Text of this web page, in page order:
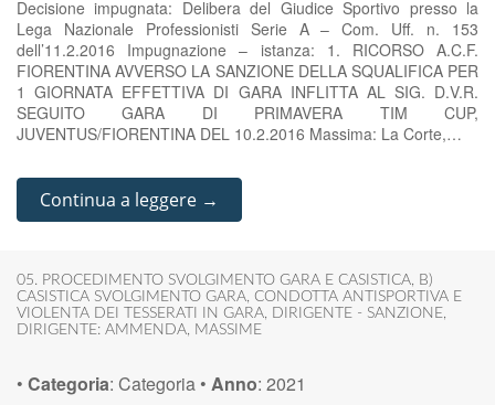
Decisione impugnata: Delibera del Giudice Sportivo presso la
Lega Nazionale Professionisti Serie A – Com. Uff. n. 153
dell’11.2.2016 Impugnazione – istanza: 1. RICORSO A.C.F.
FIORENTINA AVVERSO LA SANZIONE DELLA SQUALIFICA PER
1 GIORNATA EFFETTIVA DI GARA INFLITTA AL SIG. D.V.R.
SEGUITO GARA DI PRIMAVERA TIM CUP,
JUVENTUS/FIORENTINA DEL 10.2.2016 Massima: La Corte,…
Continua a leggere →
05. PROCEDIMENTO SVOLGIMENTO GARA E CASISTICA, B)
CASISTICA SVOLGIMENTO GARA, CONDOTTA ANTISPORTIVA E
VIOLENTA DEI TESSERATI IN GARA, DIRIGENTE - SANZIONE,
DIRIGENTE: AMMENDA, MASSIME
• Categoria: Categoria • Anno: 2021